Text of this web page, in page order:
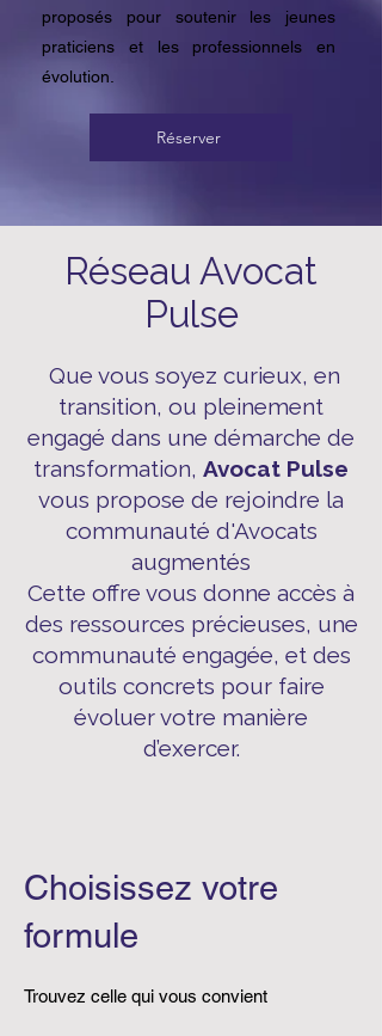
proposés pour soutenir les jeunes
praticiens et les professionnels en
évolution.
Réserver
Réseau Avocat
Pulse
Que vous soyez curieux, en
transition, ou pleinement
engagé dans une démarche de
transformation, Avocat Pulse
vous propose de rejoindre la
communauté d'Avocats
augmentés
Cette offre vous donne accès à
des ressources précieuses, une
communauté engagée, et des
outils concrets pour faire
évoluer votre manière
d’exercer.
Choisissez votre
formule
Trouvez celle qui vous convient